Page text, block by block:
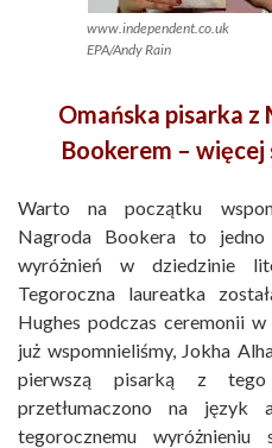
www.independent.co.uk
EPA/Andy Rain
Omańska pisarka
Bookerem –
Warto na początku
Nagroda Bookera to
wyróżnień w dziedzinie
Tegoroczna laureatka
Hughes podczas ceremonii
już wspomnieliśmy, Jokha
pierwszą pisarką z
przetłumaczono na język
tegorocznemu